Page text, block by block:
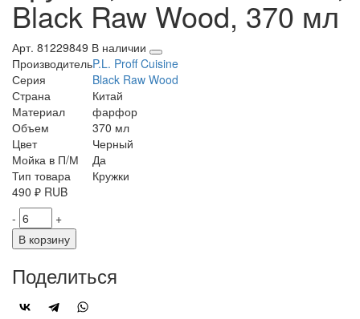
Black Raw Wood, 370 мл
Арт. 81229849 В наличии
ПроизводительP.L. Proff Cuisine
Серия
Black Raw Wood
Страна
Китай
Материал
фарфор
Объем
370 мл
Цвет
Черный
Мойка в П/М
Да
Тип товара
Кружки
490 ₽ RUB
-
+
В корзину
Поделиться